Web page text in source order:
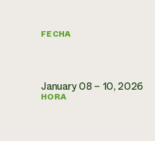
FECHA
January 08 – 10, 2026
HORA